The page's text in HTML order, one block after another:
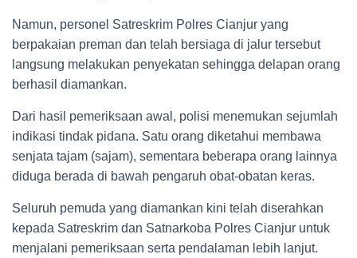
Namun, personel Satreskrim Polres Cianjur yang
berpakaian preman dan telah bersiaga di jalur tersebut
langsung melakukan penyekatan sehingga delapan orang
berhasil diamankan.
Dari hasil pemeriksaan awal, polisi menemukan sejumlah
indikasi tindak pidana. Satu orang diketahui membawa
senjata tajam (sajam), sementara beberapa orang lainnya
diduga berada di bawah pengaruh obat-obatan keras.
Seluruh pemuda yang diamankan kini telah diserahkan
kepada Satreskrim dan Satnarkoba Polres Cianjur untuk
menjalani pemeriksaan serta pendalaman lebih lanjut.